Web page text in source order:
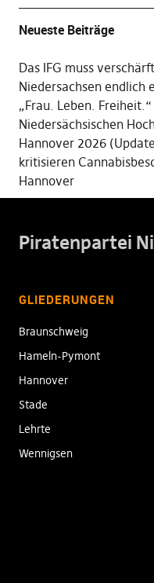
Neueste Beiträge
Das IFG muss
Niedersachsen endlich
„Frau. Leben.
Niedersächsischen
Hannover 2026
kritisieren
Hannover
Piratenpartei
GLIEDERUNGEN
Braunschweig
Hameln-Pymont
Hannover
Stade
Lehrte
Wennigsen